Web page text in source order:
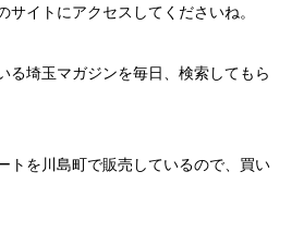
イトにアクセスしてくださいね。
る埼玉マガジンを毎日、検索してもら
トを川島町で販売しているので、買い